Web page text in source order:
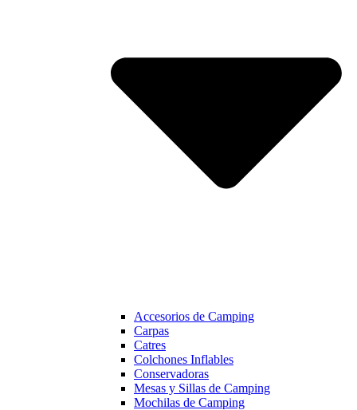
Accesorios de Camping
Carpas
Catres
Colchones Inflables
Conservadoras
Mesas y Sillas de Camping
Mochilas de Camping